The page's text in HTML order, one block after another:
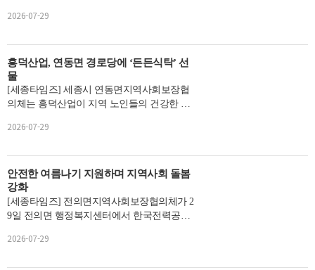
다.‘세종 뿌리...
2026-07-29
흥덕산업, 연동면 경로당에 ‘든든식탁’ 선
물
[세종타임즈] 세종시 연동면지역사회보장협
의체는 흥덕산업이 지역 노인들의 건강한 삶
2026-07-29
안전한 여름나기 지원하며 지역사회 돌봄
강화
[세종타임즈] 전의면지역사회보장협의체가 2
9일 전의면 행정복지센터에서 한국전력공사
2026-07-29